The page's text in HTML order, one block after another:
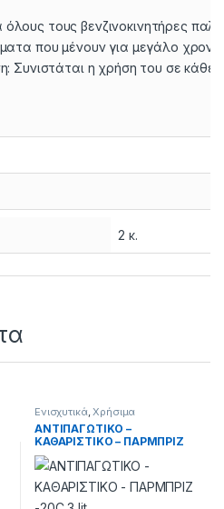
τους βενζινοκινητήρες
που μένουν για μεγάλο
Συνιστάται η χρήση του σε κάθε
2 κ.
Ενισχυτικά,Χρήσιμα
ΑΝΤΙΠΑΓΩΤΙΚΟ –
ΚΑΘΑΡΙΣΤΙΚΟ – ΠΑΡΜΠΡΙΖ
-20C 3 lit.